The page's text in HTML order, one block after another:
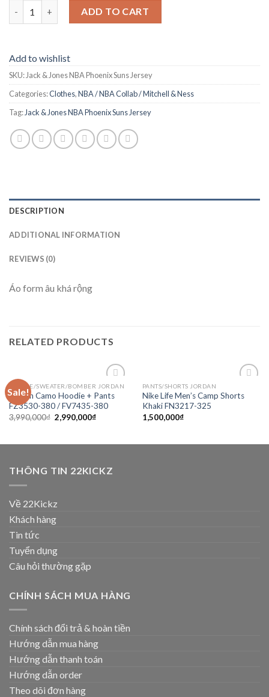
Jack & Jones NBA Phoenix Suns Jersey quantity
ADD TO CART
Add to wishlist
SKU:Jack & Jones NBA Phoenix Suns Jersey
Categories:Clothes,NBA / NBA Collab / Mitchell & Ness
Tag:Jack & Jones NBA Phoenix Suns Jersey
DESCRIPTION
ADDITIONAL INFORMATION
REVIEWS (0)
Áo form âu khá rộng
RELATED PRODUCTS
Sale!
Add to
wishlist
HOODIE/SWEATER/BOMBER JORDAN
Jordan Camo Hoodie + Pants
FZ3530-380 / FV7435-380
3,990,000₫ 2,990,000₫
wishlist
PANTS/SHORTS JORDAN
Nike Life Men’s Camp Shorts
Khaki FN3217-325
1,500,000₫
THÔNG TIN 22KICKZ
Về 22Kickz
Khách hàng
Tin tức
Tuyển dụng
Câu hỏi thường gặp
CHÍNH SÁCH MUA HÀNG
Chính sách đổi trả & hoàn tiền
Hướng dẫn mua hàng
Hướng dẫn thanh toán
Hướng dẫn order
Theo dõi đơn hàng